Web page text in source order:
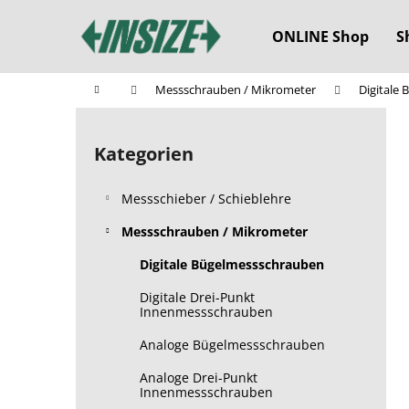
ONLINE Shop
StartseiteMessschrauben / Mikrometer Digitale
S
Kategorien
überspringen
Kategorien
Messschieber / Schieblehre
Messschrauben / Mikrometer
Digitale Bügelmessschrauben
Digitale Drei-Punkt
Innenmessschrauben
Analoge Bügelmessschrauben
Analoge Drei-Punkt
Innenmessschrauben
e
Zurück
zum
Zurück
zum